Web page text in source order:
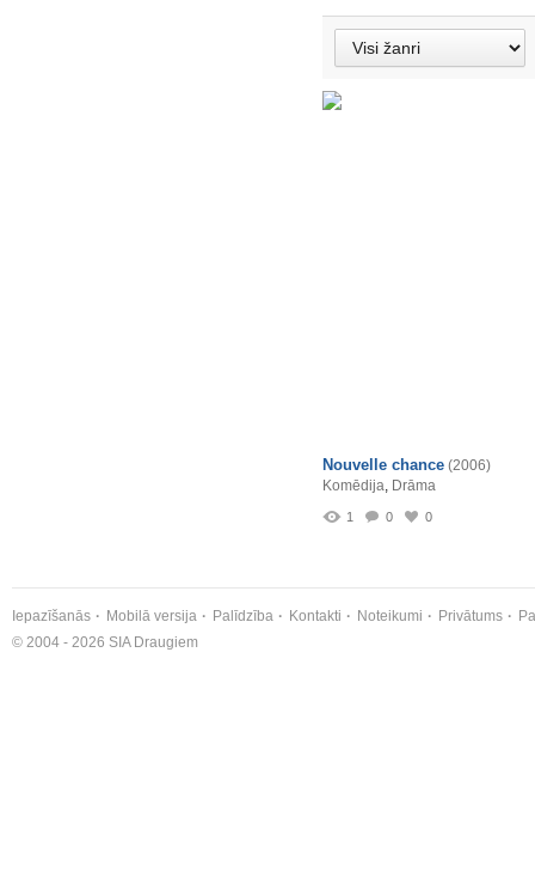
Nouvelle chance (2006)
Komēdija, Drāma
1 0 0
Iepazīšanās Mobilā versija Palīdzība Kontakti Noteikumi Privātums
© 2004 - 2026 SIA Draugiem